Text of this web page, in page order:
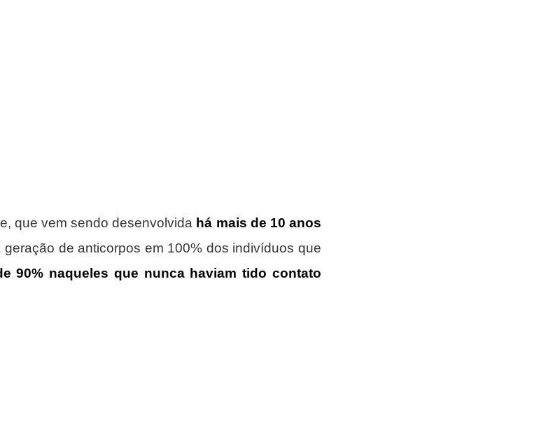
que vem sendo desenvolvida há mais de 10 anos
de anticorpos em 100% dos indivíduos que
90% naqueles que nunca haviam tido contato